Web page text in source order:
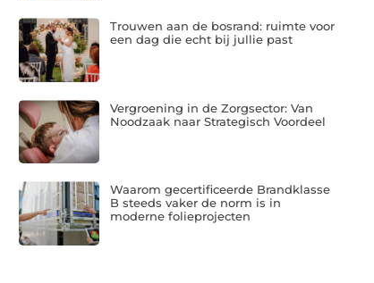
Trouwen aan de bosrand: ruimte voor
een dag die echt bij jullie past
Vergroening in de Zorgsector: Van
Noodzaak naar Strategisch Voordeel
Waarom gecertificeerde Brandklasse
B steeds vaker de norm is in
moderne folieprojecten